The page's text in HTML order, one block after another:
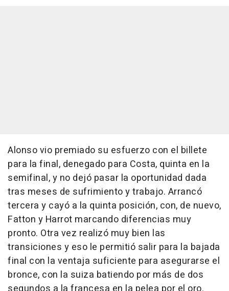
Alonso vio premiado su esfuerzo con el billete
para la final, denegado para Costa, quinta en la
semifinal, y no dejó pasar la oportunidad dada
tras meses de sufrimiento y trabajo. Arrancó
tercera y cayó a la quinta posición, con, de nuevo,
Fatton y Harrot marcando diferencias muy
pronto. Otra vez realizó muy bien las
transiciones y eso le permitió salir para la bajada
final con la ventaja suficiente para asegurarse el
bronce, con la suiza batiendo por más de dos